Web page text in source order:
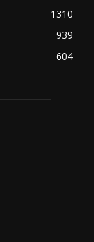
1310
939
604